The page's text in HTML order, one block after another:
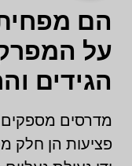
הם
על
הגידים
מדרסים
פציעות הן חלק